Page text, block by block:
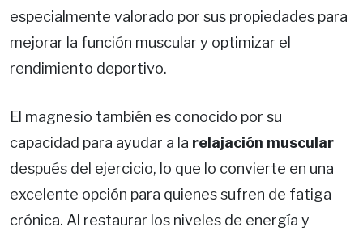
especialmente valorado por sus propiedades para
mejorar la función muscular y optimizar el
rendimiento deportivo.
El magnesio también es conocido por su
capacidad para ayudar a la relajación muscular
después del ejercicio, lo que lo convierte en una
excelente opción para quienes sufren de fatiga
crónica. Al restaurar los niveles de energía y